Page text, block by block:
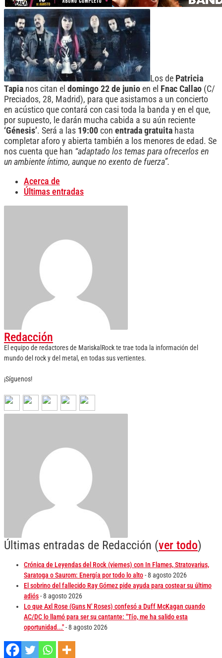
Los de Patricia
Tapia nos citan el domingo 22 de junio en el Fnac Callao (C/
Preciados, 28, Madrid), para que asistamos a un concierto
en acústico que contará con casi toda la banda y en el que,
por supuesto, le darán mucha cabida a su aún reciente
‘Génesis’. Será a las 19:00 con entrada gratuita hasta
completar aforo y abierta también a los menores de edad. Se
nos cuenta que han “adaptado los temas para ofrecerlos en
un ambiente íntimo, aunque no exento de fuerza”.
Acerca de
Últimas entradas
Redacción
El equipo de redactores de MariskalRock te trae toda la información del
mundo del rock y del metal, en todas sus vertientes.
¡Síguenos!
Últimas entradas de Redacción (ver todo)
Crónica de Leyendas del Rock (viernes) con In Flames, Stratovarius,
Saratoga o Saurom: Energía por todo lo alto- 8 agosto 2026
El sobrino del fallecido Ray Gómez pide ayuda para costear su último
adiós- 8 agosto 2026
Lo que Axl Rose (Guns N' Roses) confesó a Duff McKagan cuando
AC/DC lo llamó para ser su cantante: "Tío, me ha salido esta
oportunidad..."- 8 agosto 2026